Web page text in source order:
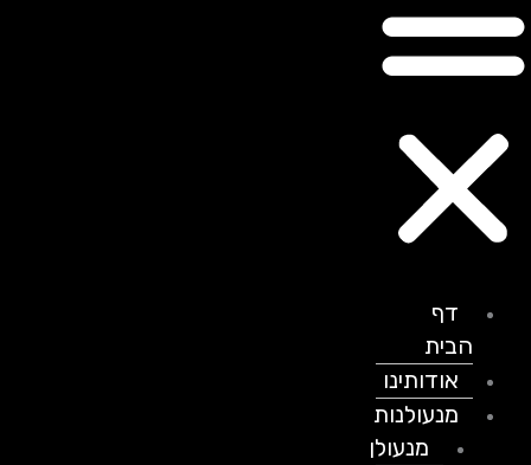
דף
הבית
אודותינו
מנעולנות
מנעולן